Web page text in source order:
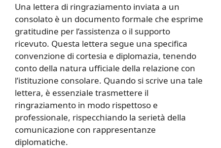
Una lettera di ringraziamento inviata a un
consolato è un documento formale che esprime
gratitudine per l’assistenza o il supporto
ricevuto. Questa lettera segue una specifica
convenzione di cortesia e diplomazia, tenendo
conto della natura ufficiale della relazione con
l’istituzione consolare. Quando si scrive una tale
lettera, è essenziale trasmettere il
ringraziamento in modo rispettoso e
professionale, rispecchiando la serietà della
comunicazione con rappresentanze
diplomatiche.